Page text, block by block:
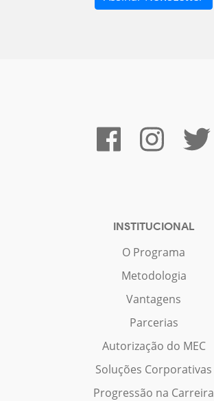
INSTITUCIONAL
O Programa
Metodologia
Vantagens
Parcerias
Autorização do MEC
Soluções Corporativas
Progressão na Carreira